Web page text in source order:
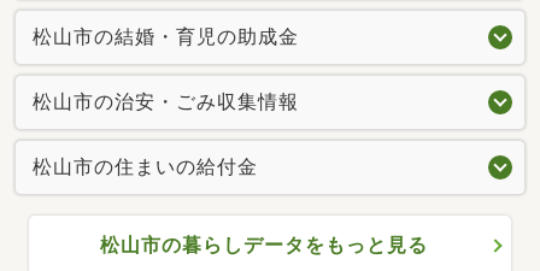
松山市の結婚・育児の助成金
松山市の治安・ごみ収集情報
松山市の住まいの給付金
松山市の暮らしデータをもっと見る